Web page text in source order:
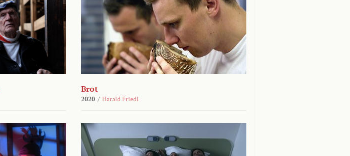
Brot
2020 / Harald Friedl